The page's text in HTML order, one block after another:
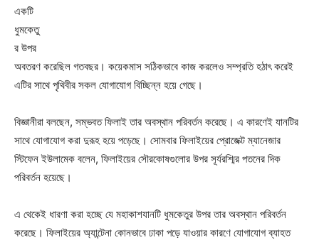
একটি
ধুমকেতু
র উপর
অবতরণ করেছিল গতবছর। কয়েকমাস সঠিকভাবে কাজ করলেও সম্প্রতি হঠাৎ করেই
এটির সাথে পৃথিবীর সকল যোগাযোগ বিচ্ছিন্ন হয়ে গেছে।
বিজ্ঞানীরা বলছেন, সম্ভবত ফিলাই তার অবস্থান পরিবর্তন করেছে। এ কারণেই যানটির
সাথে যোগাযোগ করা দুরূহ হয়ে পড়েছে। সোমবার ফিলাইয়ের প্রোজেক্ট ম্যানেজার
স্টিফেন ইউলামেক বলেন, ফিলাইয়ের সৌরকোষগুলোর উপর সূর্যরশ্মির পতনের দিক
পরিবর্তন হয়েছে।
এ থেকেই ধারণা করা হচ্ছে যে মহাকাশযানটি ধুমকেতুর উপর তার অবস্থান পরিবর্তন
করেছে। ফিলাইয়ের অ্যান্টেনা কোনভাবে ঢাকা পড়ে যাওয়ার কারণে যোগাযোগ ব্যাহত